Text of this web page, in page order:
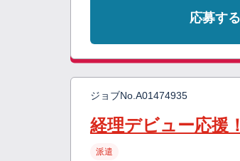
応募する
ジョブNo. A01474935
経理デビュー応援
派遣